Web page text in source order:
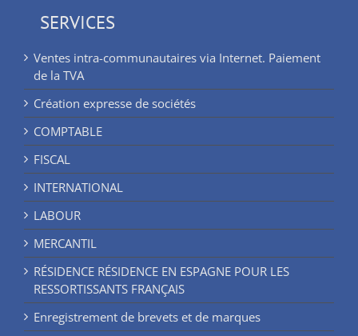
SERVICES
Ventes intra-communautaires via Internet. Paiement
de la TVA
Création expresse de sociétés
COMPTABLE
FISCAL
INTERNATIONAL
LABOUR
MERCANTIL
RÉSIDENCE RÉSIDENCE EN ESPAGNE POUR LES
RESSORTISSANTS FRANÇAIS
Enregistrement de brevets et de marques